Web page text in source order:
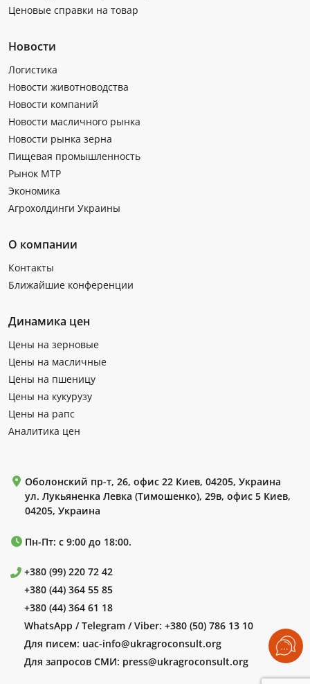
Ценовые справки на товар
Новости
Логистика
Новости животноводства
Новости компаний
Новости масличного рынка
Новости рынка зерна
Пищевая промышленность
Рынок МТР
Экономика
Агрохолдинги Украины
О компании
Контакты
Ближайшие конференции
Динамика цен
Цены на зерновые
Цены на масличные
Цены на пшеницу
Цены на кукурузу
Цены на рапс
Аналитика цен
Оболонский пр-т, 26, офис 22 Киев, 04205, Украина
ул. Лукьяненка Левка (Тимошенко), 29в, офис 5 Киев,
04205, Украина
Пн-Пт: с 9:00 до 18:00.
+380 (99) 220 72 42
+380 (44) 364 55 85
+380 (44) 364 61 18
WhatsApp / Telegram / Viber: +380 (50) 786 13 10
Для писем: uac-info@ukragroconsult.org
Для запросов СМИ: press@ukragroconsult.org